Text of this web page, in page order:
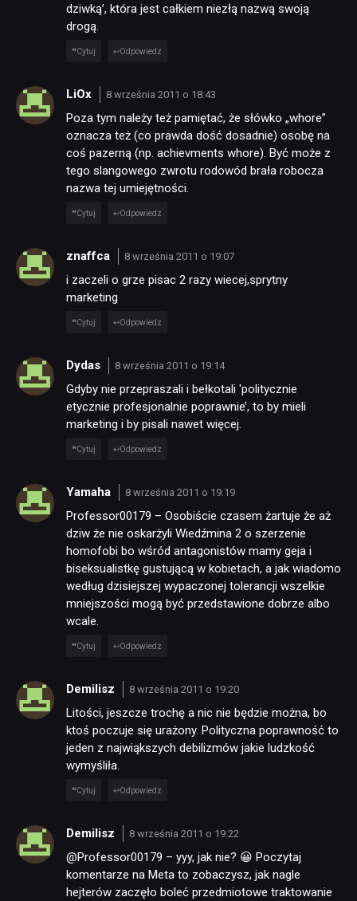
dziwką’, która jest całkiem niezłą nazwą swoją
drogą.
Cytuj Odpowiedz
LiOx 8 września 2011 o 18:43
Poza tym należy też pamiętać, że słówko „whore”
oznacza też (co prawda dość dosadnie) osobę na
coś pazerną (np. achievments whore). Być może z
tego slangowego zwrotu rodowód brała robocza
nazwa tej umiejętności.
Cytuj Odpowiedz
znaffca 8 września 2011 o 19:07
i zaczeli o grze pisac 2 razy wiecej,sprytny
marketing
Cytuj Odpowiedz
Dydas 8 września 2011 o 19:14
Gdyby nie przepraszali i bełkotali 'politycznie
etycznie profesjonalnie poprawnie’, to by mieli
marketing i by pisali nawet więcej.
Cytuj Odpowiedz
Yamaha 8 września 2011 o 19:19
Professor00179 – Osobiście czasem żartuje że aż
dziw że nie oskarżyli Wiedźmina 2 o szerzenie
homofobi bo wśród antagonistów mamy geja i
biseksualistkę gustującą w kobietach, a jak wiadomo
według dzisiejszej wypaczonej tolerancji wszelkie
mniejszości mogą być przedstawione dobrze albo
wcale.
Cytuj Odpowiedz
Demilisz 8 września 2011 o 19:20
Litości, jeszcze trochę a nic nie będzie można, bo
ktoś poczuje się urażony. Polityczna poprawność to
jeden z najwiąkszych debilizmów jakie ludzkość
wymyśliła.
Cytuj Odpowiedz
Demilisz 8 września 2011 o 19:22
@Professor00179 – yyy, jak nie? 😀 Poczytaj
komentarze na Meta to zobaczysz, jak nagle
hejterów zaczęło boleć przedmiotowe traktowanie